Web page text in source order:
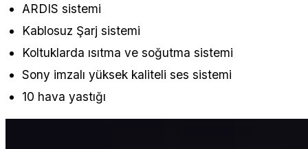
ARDIS sistemi
Kablosuz Şarj sistemi
Koltuklarda ısıtma ve soğutma sistemi
Sony imzalı yüksek kaliteli ses sistemi
10 hava yastığı